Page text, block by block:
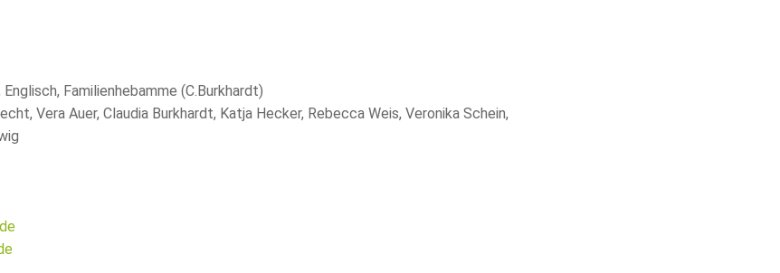
Englisch, Familienhebamme (C.Burkhardt)
Vera Auer, Claudia Burkhardt, Katja Hecker, Rebecca Weis, Veronika Schein,